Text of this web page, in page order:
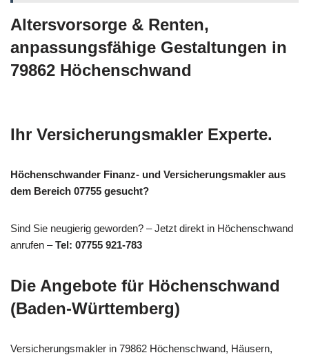
Altersvorsorge & Renten,
anpassungsfähige Gestaltungen in
79862 Höchenschwand
Ihr Versicherungsmakler Experte.
Höchenschwander Finanz- und Versicherungsmakler aus
dem Bereich 07755 gesucht?
Sind Sie neugierig geworden? – Jetzt direkt in Höchenschwand
anrufen –Tel: 07755 921-783
Die Angebote für Höchenschwand
(Baden-Württemberg)
Versicherungsmakler in 79862 Höchenschwand, Häusern,